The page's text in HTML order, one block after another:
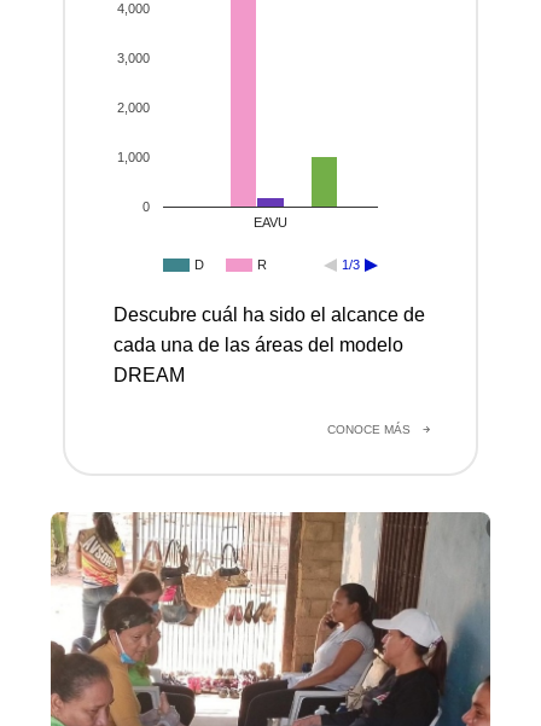
D R 1/3
EAVU
0
1,000
2,000
3,000
4,000
Descubre cuál ha sido el alcance de
cada una de las áreas del modelo
DREAM
CONOCE MÁS